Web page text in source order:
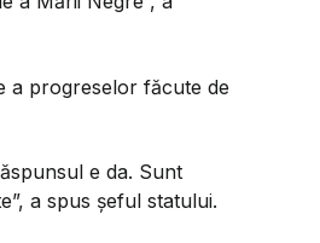
a progreselor făcute de
e da. Sunt
a spus șeful statului.